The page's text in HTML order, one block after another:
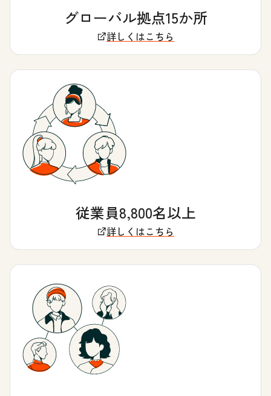
グローバル拠点15か所
詳しくはこちら
従業員8,800名以上
詳しくはこちら